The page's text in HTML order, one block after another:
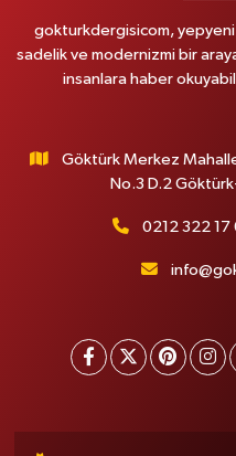
gokturkdergisicom,
sadelik ve modernizmi bir
insanlara haber
Göktürk Merkez
No.3 D.2
0212 322